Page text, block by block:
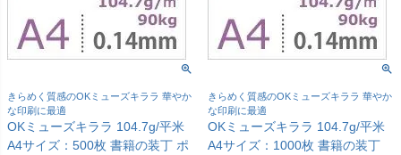
きらめく質感のOKミューズキララ 華やか
な印刷に最適
OKミューズキララ 104.7g/平米
A4サイズ：500枚 書籍の装丁 ポ
きらめく質感のOKミューズキララ 華やか
な印刷に最適
OKミューズキララ 104.7g/平米
A4サイズ：1000枚 書籍の装丁